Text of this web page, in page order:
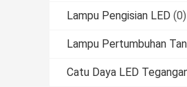
Lampu Pengisian LED (0)
Lampu Pertumbuhan
Catu Daya LED